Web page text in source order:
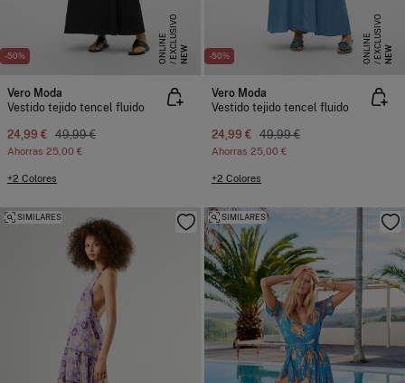
-50% NEW
E
X
C
L
US
I
V
O
O
N
L
I
N
E
Vero Moda
Vestido tejido tencel fluido
24,99 € 49,99 €
Ahorras 25,00 €
+2 Colores
-50% NEW
E
X
C
L
US
I
V
O
O
N
L
I
N
E
Vero Moda
Vestido tejido tencel fluido
24,99 € 49,99 €
Ahorras 25,00 €
+2 Colores
SIMILARES SIMILARES